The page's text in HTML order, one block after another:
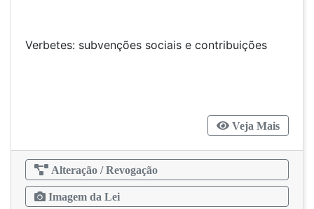
Verbetes: subvenções sociais e contribuições
Veja Mais
Alteração / Revogação
Imagem da Lei